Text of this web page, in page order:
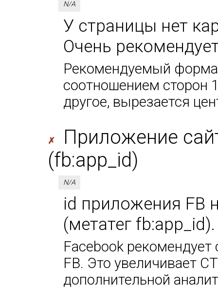
N/A
У страницы нет
Очень
Рекомендуемый
соотношением сторон
другое, вырезается
✗
Приложение
(fb:app_id)
N/A
id приложения FB
(метатег
Facebook
FB. Это увеличивает
дополнительной